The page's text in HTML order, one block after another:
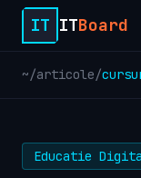
IT ITBoard
~/articole/
Educatie